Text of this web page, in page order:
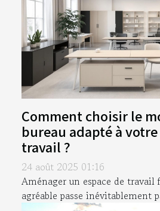
Comment choisir le
bureau adapté à votre
travail ?
24 août 2025 01:16
Aménager un espace de
agréable passe inévitablement